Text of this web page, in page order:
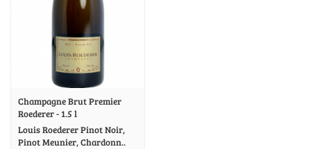
Champagne Brut Premier
Roederer - 1.5 l
Louis Roederer Pinot Noir,
Pinot Meunier, Chardonn..